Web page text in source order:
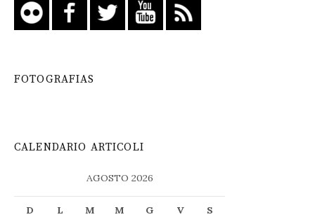
FOTOGRAFIAS
CALENDARIO ARTICOLI
AGOSTO 2026
D L M M G V S